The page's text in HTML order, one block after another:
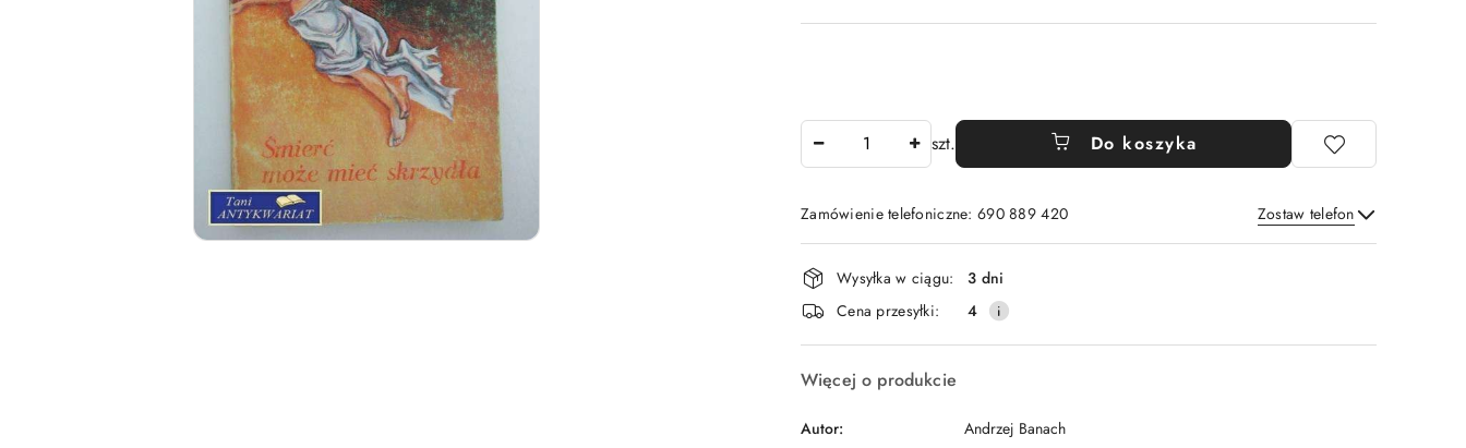
szt. Do koszyka
Zamówienie telefoniczne: 690 889 420 Zostaw telefon
Wyślij
Dostępność
i
dostawa
Wysyłka w ciągu:
3 dni
Cena przesyłki:
4
Więcej o produkcie
Autor: Andrzej Banach